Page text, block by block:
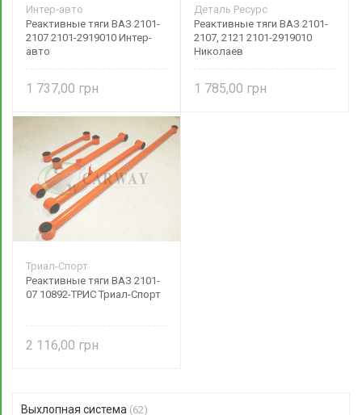
Интер-авто
Реактивные тяги ВАЗ 2101-
2107 2101-2919010 Интер-
авто
1 737,00
Деталь Ресурс
Реактивные тяги ВАЗ 2101-
2107, 2121 2101-2919010
Николаев
1 785,00
Триал-Спорт
Реактивные тяги ВАЗ 2101-
07 10892-ТРИС Триал-Спорт
2 116,00
Выхлопная система (62)